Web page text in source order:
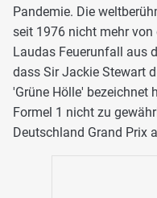
Pandemie. Die
seit 1976 nicht mehr
Laudas Feuerunfall aus
dass Sir Jackie Stewart
'Grüne Hölle' bezeichnet
Formel 1 nicht zu
Deutschland Grand Prix